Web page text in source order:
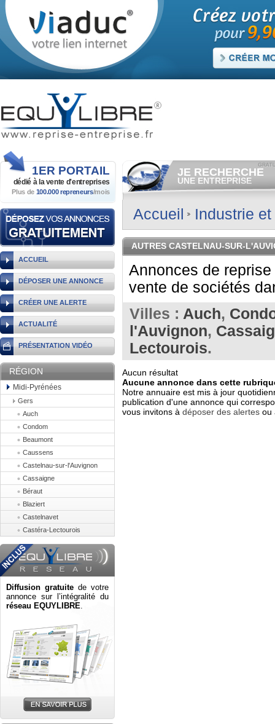
1ER PORTAIL
dédié à la vente d'entreprises
Plus de 100.000 repreneurs/mois
ACCUEIL
DÉPOSER UNE ANNONCE
CRÉER UNE ALERTE
ACTUALITÉ
PRÉSENTATION VIDÉO
RÉGION
Midi-Pyrénées
Gers
Auch
Condom
Beaumont
Caussens
Castelnau-sur-l'Auvignon
Cassaigne
Béraut
Blaziert
Castelnavet
Castéra-Lectourois
Diffusion gratuite de votre
annonce sur l’intégralité du
réseau EQUYLIBRE.
JE RECHERCHE
UNE ENTREPRISE
Consulter gratuitementles
vendre.
Et/ou déposergratuitement
RECHERCHER UNE
ANNONCE
Accueil Industrie
AUTRES CASTELNAU-SUR-
Annonces de
vente de sociétés
Villes : Auch,
l'Auvignon,
Lectourois.
Aucun résultat
Aucune annonce dans cette
Notre annuaire est mis à jour
publication d'une annonce qui
vous invitons à déposer des alertes ou